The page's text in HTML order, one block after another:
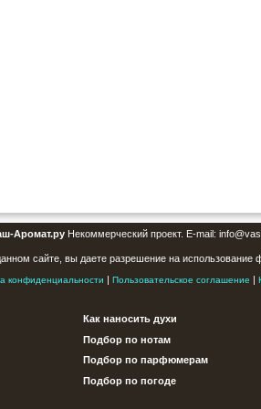
Аромат.руНекоммерческий проект. E-mail:
сайте, вы даете разрешение на
конфиденциальности | Пользовательское соглашение |
Как наносить духи
Подбор по нотам
Подбор по парфюмерам
Подбор по погоде